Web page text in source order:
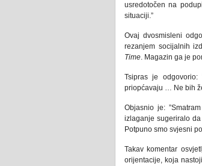
usredotočen na
situaciji.”
Ovaj dvosmisleni
rezanjem socijalnih
Time. Magazin ga je
Tsipras je
priopćavaju … Ne bih
Objasnio je:
izlaganje sugeriralo
Potpuno smo svjesni
Takav komentar
orijentacije, koja